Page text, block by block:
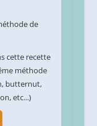
de
cette recette
méthode
butternut,
etc...)